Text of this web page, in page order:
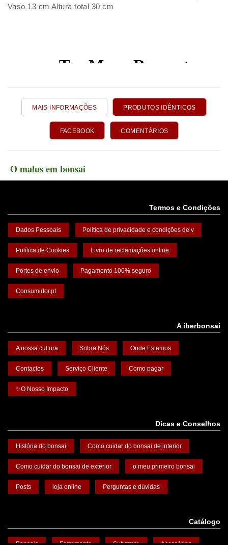
Vaso 13 cm Altura total 30 cm
MAIS INFORMAÇÕES PRODUTOS IDÊNTICOS
FACEBOOK COMENTÁRIOS
O malus em bonsai
Termos e Condições
Dados Pessoais Política de privacidade e condições de v
Política de Cookies Livro de reclamações online
Portes de envio Pagamento 100% seguro
Consumidor.pt
A iberbonsai
A nossa cultura Sobre Nós Onde Estamos
Contactos Serviço Cliente Como pagar
✨O Nosso Impacto
Dicas e Conselhos
História do bonsai Como cuidar do bonsai de interior
Como cuidar do bonsai de exterior o meu primeiro bonsai
Posts loja online Perguntas e dúvidas
Catálogo